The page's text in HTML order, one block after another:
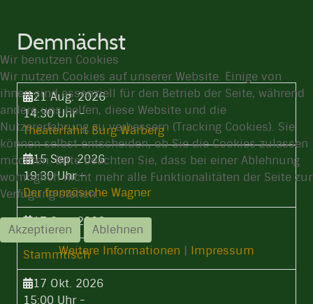
Demnächst
21 Aug. 2026
14:30 Uhr-
Theaterfahrt Burg Warberg
15 Sep. 2026
19:30 Uhr-
Der französiche Wagner
17 Sep. 2026
19:30 Uhr -
Stammtisch
17 Okt. 2026
15:00 Uhr-
Wir benutzen Cookies
Wir nutzen Cookies auf unserer Website. Einige von
ihnen sind essenziell für den Betrieb der Seite, während
andere uns helfen, diese Website und die
Nutzererfahrung zu verbessern (Tracking Cookies). Sie
können selbst entscheiden, ob Sie die Cookies zulassen
möchten. Bitte beachten Sie, dass bei einer Ablehnung
womöglich nicht mehr alle Funktionalitäten der Seite zur
Verfügung stehen.
Akzeptieren
Ablehnen
Weitere Informationen | Impressum